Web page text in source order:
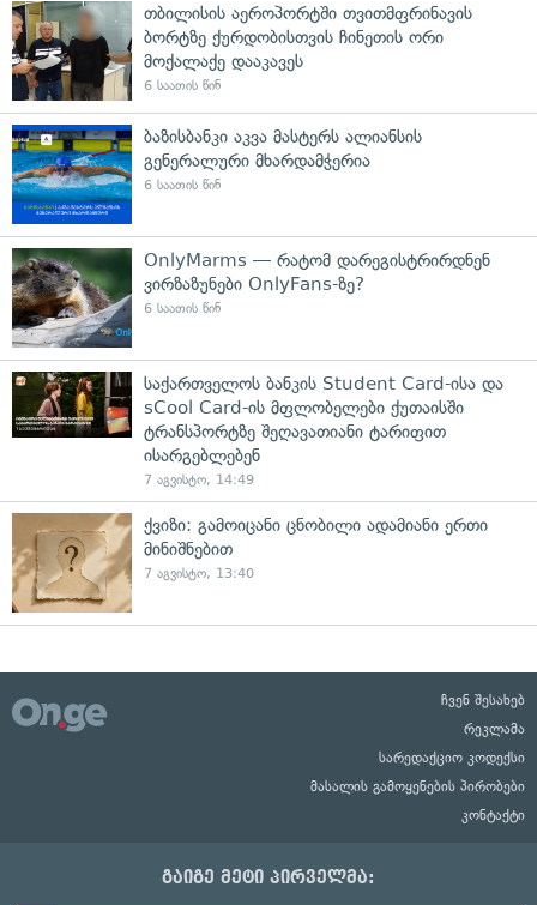
თბილისის აეროპორტში თვითმფრინავის
ბორტზე ქურდობისთვის ჩინეთის ორი
მოქალაქე დააკავეს
6 საათის წინ
ბაზისბანკი აკვა მასტერს ალიანსის
გენერალური მხარდამჭერია
6 საათის წინ
OnlyMarms — რატომ დარეგისტრირდნენ
ვირზაზუნები OnlyFans-ზე?
6 საათის წინ
საქართველოს ბანკის Student Card-ისა და
sCool Card-ის მფლობელები ქუთაისში
ტრანსპორტზე შეღავათიანი ტარიფით
ისარგებლებენ
7 აგვისტო, 14:49
ქვიზი: გამოიცანი ცნობილი ადამიანი ერთი
მინიშნებით
7 აგვისტო, 13:40
ჩვენ შესახებ
რეკლამა
სარედაქციო კოდექსი
მასალის გამოყენების პირობები
კონტაქტი
გაიგე მეტი პირველმა: